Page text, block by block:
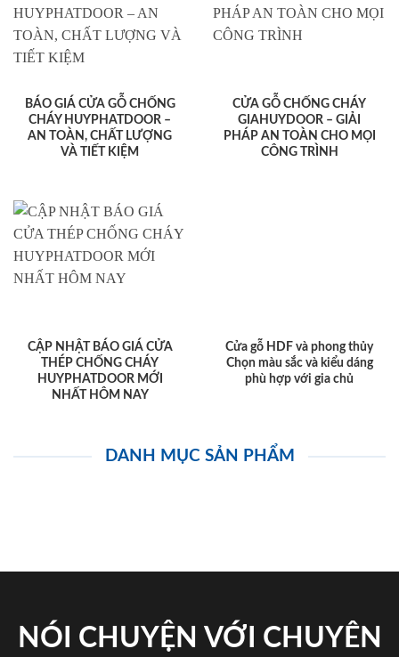
BÁO GIÁ CỬA GỖ CHỐNG
CHÁY HUYPHATDOOR –
AN TOÀN, CHẤT LƯỢNG
VÀ TIẾT KIỆM
CỬA GỖ CHỐNG CHÁY
GIAHUYDOOR – GIẢI
PHÁP AN TOÀN CHO MỌI
CÔNG TRÌNH
CẬP NHẬT BÁO GIÁ CỬA
THÉP CHỐNG CHÁY
HUYPHATDOOR MỚI
NHẤT HÔM NAY
Cửa gỗ HDF và phong thủy
Chọn màu sắc và kiểu dáng
phù hợp với gia chủ
DANH MỤC SẢN PHẨM
NÓI CHUYỆN VỚI CHUYÊN